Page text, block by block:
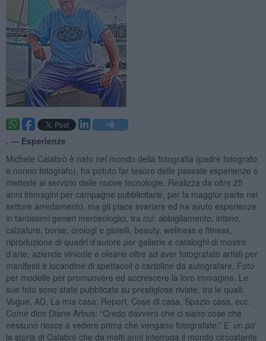
. — Esperienze
Michele Calabrò è nato nel mondo della fotografia (padre fotografo
e nonno fotografo), ha potuto far tesoro delle passate esperienze e
metterle al servizio delle nuove tecnologie. Realizza da oltre 25
anni immagini per campagne pubblicitarie, per la maggior parte nel
settore arredamento, ma gli piace svariare ed ha avuto esperienze
in tantissimi generi merceologici, tra cui: abbigliamento, intimo,
calzature, borse, orologi e gioielli, beauty, wellness e fitness,
riproduzione di quadri d'autore per gallerie e cataloghi di mostre
d'arte, aziende vinicole e olearie oltre ad aver fotografato artisti per
manifesti e locandine di spettacoli o cartoline da autografare. Foto
per modelle per promuovere ed accrescere la loro immagine. Le
sue foto sono state pubblicate su prestigiose riviste, tra le quali:
Vogue, AD, La mia casa, Report, Cose di casa, Spazio casa, ecc.
Come dice Diane Arbus: “Credo davvero che ci siano cose che
nessuno riesce a vedere prima che vengano fotografate.” E’ un po'
la storia di Calabrò che da molti anni interroga il mondo circostante